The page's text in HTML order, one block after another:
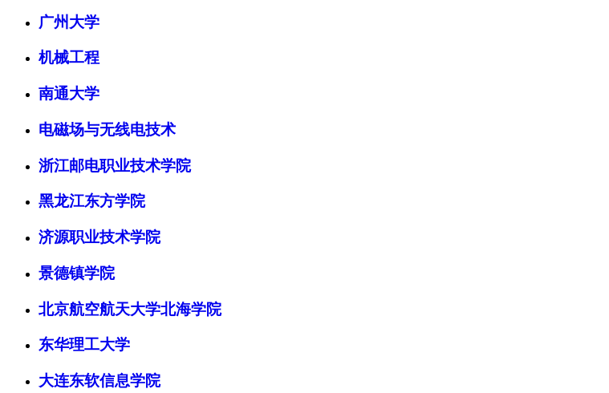
广州大学
机械工程
南通大学
电磁场与无线电技术
浙江邮电职业技术学院
黑龙江东方学院
济源职业技术学院
景德镇学院
北京航空航天大学北海学院
东华理工大学
大连东软信息学院